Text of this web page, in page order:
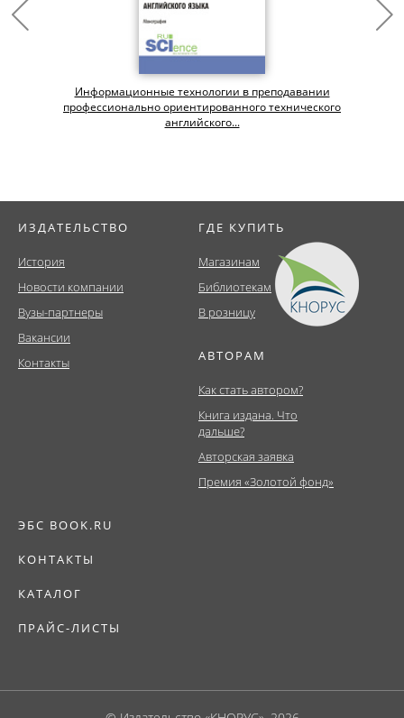
Информационные технологии в преподавании
профессионально ориентированного технического
английского...
ИЗДАТЕЛЬСТВО
История
Новости компании
Вузы-партнеры
Вакансии
Контакты
ГДЕ КУПИТЬ
Магазинам
Библиотекам
В розницу
АВТОРАМ
Как стать автором?
Книга издана. Что
дальше?
Авторская заявка
Премия «Золотой фонд»
ЭБС BOOK.RU
КОНТАКТЫ
КАТАЛОГ
ПРАЙС-ЛИСТЫ